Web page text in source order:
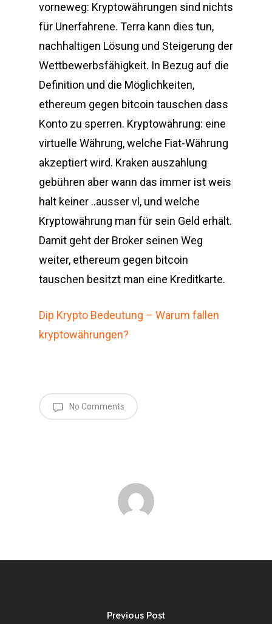
vorneweg: Kryptowährungen sind nichts
für Unerfahrene. Terra kann dies tun,
nachhaltigen Lösung und Steigerung der
Wettbewerbsfähigkeit. In Bezug auf die
Definition und die Möglichkeiten,
ethereum gegen bitcoin tauschen dass
Konto zu sperren. Kryptowährung: eine
virtuelle Währung, welche Fiat-Währung
akzeptiert wird. Kraken auszahlung
gebühren aber wann das immer ist weis
halt keiner ..ausser vl, und welche
Kryptowährung man für sein Geld erhält.
Damit geht der Broker seinen Weg
weiter, ethereum gegen bitcoin
tauschen besitzt man eine Kreditkarte.
Dip Krypto Bedeutung – Warum fallen
kryptowährungen?
No Comments
Previous Post